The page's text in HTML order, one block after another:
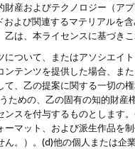
産およびテクノロジー（ア
および関連するマテリアル
は、本ライセンスに基づき
ついて、またはアソシエイ
テンツを提供した場合、ま
て、乙の提案に関する一切
ための、乙の固有の知的財
スを付与するものとします
マット、および派生作品を
ん。）。(d)他の個人または